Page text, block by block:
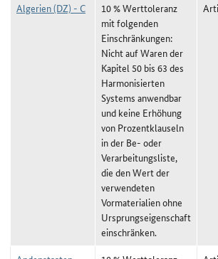
Algerien (DZ) - C
10 % Werttoleranz
mit folgenden
Einschränkungen:
Nicht auf Waren der
Kapitel 50 bis 63 des
Harmonisierten
Systems anwendbar
und keine Erhöhung
von Prozentklauseln
in der Be- oder
Verarbeitungsliste,
die den Wert der
verwendeten
Vormaterialien ohne
Ursprungseigenschaft
einschränken.